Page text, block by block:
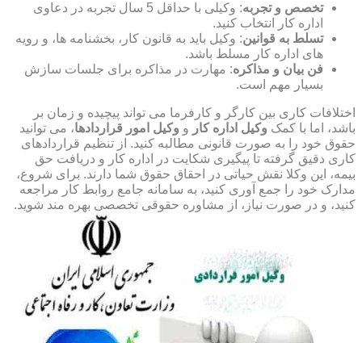
تخصص و تجربه
: وکیلی با حداقل 5 سال تجربه در دعاوی
اداره کار انتخاب کنید.
تسلط به قوانین: وکیل باید به قانون کار، بخشنامه ها، و رویه
های اداره کار مسلط باشد.
فن بیان و مذاکره: مهارت در مذاکره برای جلسات سازش
بسیار مهم است.
اختلافات کاری بین کارگر و کارفرما می تواند پیچیده و زمان بر
باشد، اما با کمک وکیل اداره کار و وکیل امور قراردادها، می توانید
حقوق خود را به صورت قانونی مطالبه کنید. از تنظیم قراردادهای
کاری دقیق گرفته تا پیگیری شکایت در اداره کار و دریافت حق
بیمه، این وکلا نقش حیاتی در احقاق حقوق شما دارند. برای شروع،
مدارک خود را جمع آوری کنید، به سامانه جامع روابط کار مراجعه
کنید، و در صورت نیاز، از مشاوره حقوقی تخصصی بهره مند شوید.